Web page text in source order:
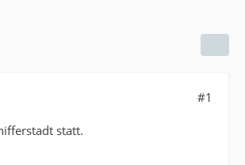
#1
statt.